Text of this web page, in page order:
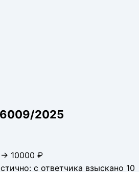
2025
10000 ₽
с ответчика взыскано 10